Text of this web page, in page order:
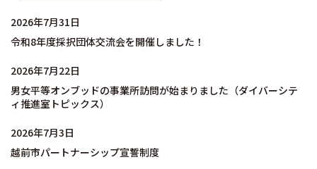
2026年7月31日
令和8年度採択団体交流会を開催しました！
2026年7月22日
男女平等オンブッドの事業所訪問が始まりました（ダイバーシテ
ィ推進室トピックス）
2026年7月3日
越前市パートナーシップ宣誓制度